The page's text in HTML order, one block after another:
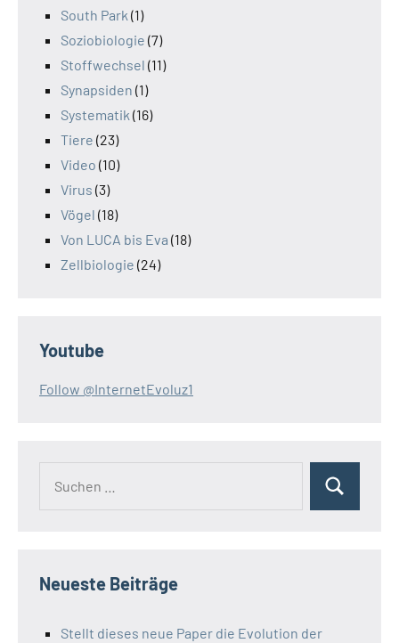
South Park (1)
Soziobiologie (7)
Stoffwechsel (11)
Synapsiden (1)
Systematik (16)
Tiere (23)
Video (10)
Virus (3)
Vögel (18)
Von LUCA bis Eva (18)
Zellbiologie (24)
Youtube
Follow @InternetEvoluz1
Suchen
Neueste Beiträge
Stellt dieses neue Paper die Evolution der